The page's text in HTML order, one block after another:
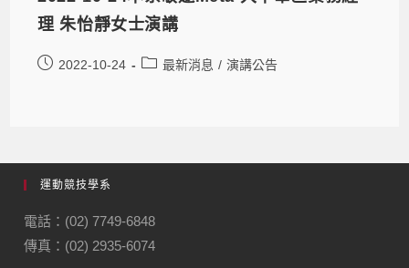
理 朱怡靜女士演講
2022-10-24 最新消息 / 演講公告
運動競技學系
電話：(02) 7749-6848
傳真：(02) 2935-6074